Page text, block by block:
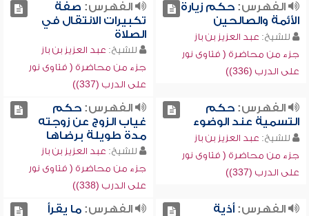
الفهرس:حكم زيارة
الأئمة والصالحين
للشيخ: عبد العزيز بن باز
جزء من محاضرة ( فتاوى نور
على الدرب (336))
الفهرس: صفة
تكبيرات الانتقال في
الصلاة
للشيخ: عبد العزيز بن باز
جزء من محاضرة ( فتاوى نور
على الدرب (337))
الفهرس:حكم
التسمية عند الوضوء
للشيخ: عبد العزيز بن باز
جزء من محاضرة ( فتاوى نور
على الدرب (337))
الفهرس:حكم
غياب الزوج عن زوجته
مدة طويلة برضاها
للشيخ: عبد العزيز بن باز
جزء من محاضرة ( فتاوى نور
على الدرب (338))
الفهرس:أذية
الفهرس:ما يقرأ